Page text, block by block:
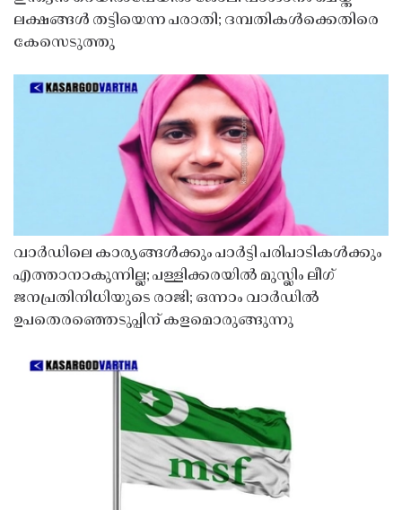
ലക്ഷങ്ങൾ തട്ടിയെന്ന പരാതി; ദമ്പതികൾക്കെതിരെ
കേസെടുത്തു
വാർഡിലെ കാര്യങ്ങൾക്കും പാർട്ടി പരിപാടികൾക്കും
എത്താനാകുന്നില്ല; പള്ളിക്കരയിൽ മുസ്ലിം ലീഗ്
ജനപ്രതിനിധിയുടെ രാജി; ഒന്നാം വാർഡിൽ
ഉപതെരഞ്ഞെടുപ്പിന് കളമൊരുങ്ങുന്നു